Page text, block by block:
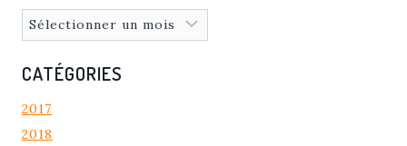
Archives
CATÉGORIES
2017
2018